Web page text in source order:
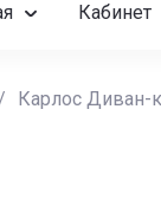
Кабинет
Карлос Диван-